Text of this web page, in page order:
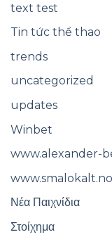
text test
Tin tức thể thao
trends
uncategorized
updates
Winbet
www.alexander-
www.smalokalt.no
Νέα Παιχνίδια
Στοίχημα